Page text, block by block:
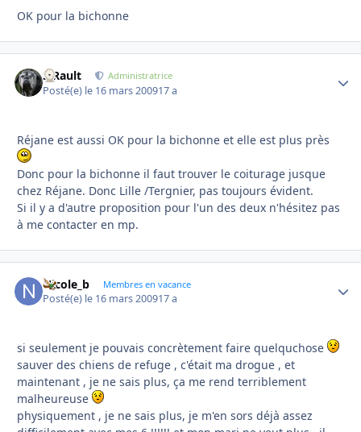
OK pour la bichonne
S.Rault Administratrice
Posté(e) le 16 mars 200917 a
Réjane est aussi OK pour la bichonne et elle est plus près
Donc pour la bichonne il faut trouver le coiturage jusque
chez Réjane. Donc Lille /Tergnier, pas toujours évident.
Si il y a d'autre proposition pour l'un des deux n'hésitez pas
à me contacter en mp.
Nicole_b Membres en vacance
Posté(e) le 16 mars 200917 a
si seulement je pouvais concrètement faire quelquchose
sauver des chiens de refuge , c'était ma drogue , et
maintenant , je ne sais plus, ça me rend terriblement
malheureuse
physiquement , je ne sais plus, je m'en sors déjà assez